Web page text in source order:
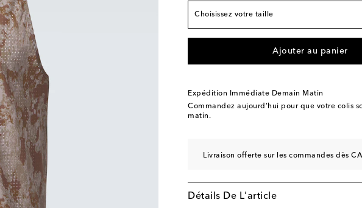
Choisissez votre taille
XL Stock faible
Ajouter au panier
Expédition Immédiate Demain Matin
Commandez aujourd’hui pour que votre colis
matin.
Livraison offerte sur les commandes dès
Détails De L'article